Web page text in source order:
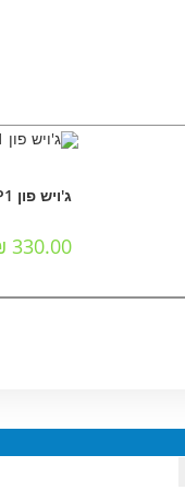
ג'ויש פון JP1
330.00